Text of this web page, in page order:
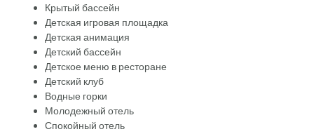
Крытый бассейн
Детская игровая площадка
Детская анимация
Детский бассейн
Детское меню в ресторане
Детский клуб
Водные горки
Молодежный отель
Спокойный отель